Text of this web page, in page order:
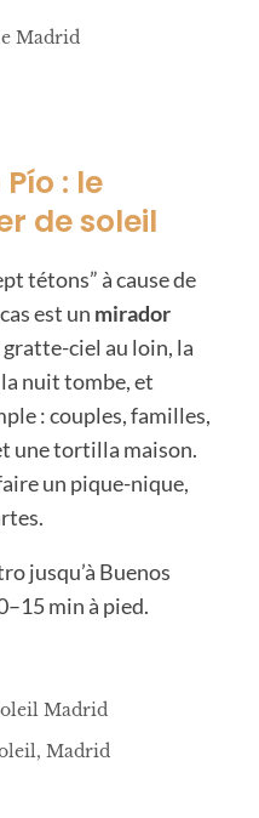
: le
de soleil
tétons” à cause de
est un mirador
gratte-ciel au loin, la
nuit tombe, et
: couples, familles,
une tortilla maison.
un pique-nique,
jusqu’à Buenos
min à pied.